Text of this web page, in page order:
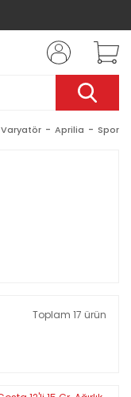
Aprilia
Toplam 17 ürün